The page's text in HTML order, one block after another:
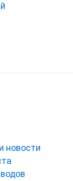
новости